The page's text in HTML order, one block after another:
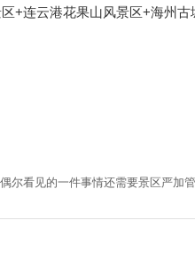
区+连云港花果山风景区+海州
尔看见的一件事情还需要景区严加